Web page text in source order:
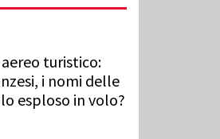
turistico:
i nomi delle
esploso in volo?